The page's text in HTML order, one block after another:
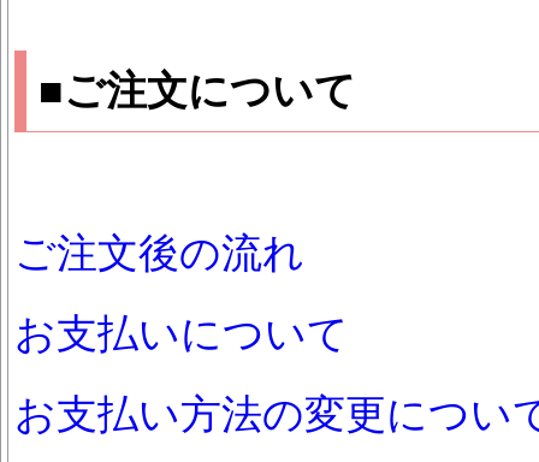
■ご注文について
ご注文後の流れ
お支払いについて
お支払い方法の変更につい